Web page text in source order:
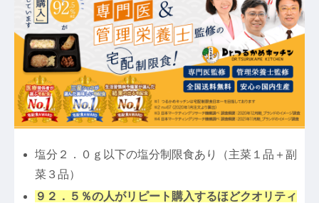
塩分２．０ｇ以下の塩分制限食あり（主菜１品＋副
菜３品）
９２．５％の人がリピート購入するほどクオリティ